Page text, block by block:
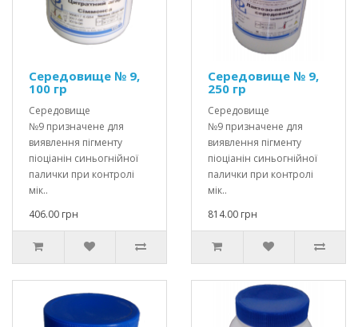
Середовище № 9,
100 гр
Середовище
№9 призначене для
виявлення пігменту
піоціанін синьогнійної
палички при контролі
мік..
406.00 грн
Середовище № 9,
250 гр
Середовище
№9 призначене для
виявлення пігменту
піоціанін синьогнійної
палички при контролі
мік..
814.00 грн